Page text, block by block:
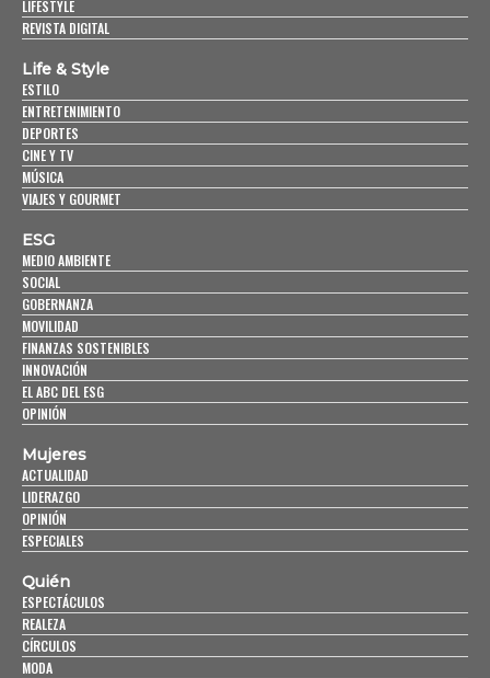
LIFESTYLE
REVISTA DIGITAL
Life & Style
ESTILO
ENTRETENIMIENTO
DEPORTES
CINE Y TV
MÚSICA
VIAJES Y GOURMET
ESG
MEDIO AMBIENTE
SOCIAL
GOBERNANZA
MOVILIDAD
FINANZAS SOSTENIBLES
INNOVACIÓN
EL ABC DEL ESG
OPINIÓN
Mujeres
ACTUALIDAD
LIDERAZGO
OPINIÓN
ESPECIALES
Quién
ESPECTÁCULOS
REALEZA
CÍRCULOS
MODA